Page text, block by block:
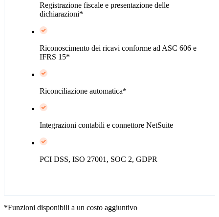
Registrazione fiscale e presentazione delle
dichiarazioni*
Riconoscimento dei ricavi conforme ad ASC 606 e
IFRS 15*
Riconciliazione automatica*
Integrazioni contabili e connettore NetSuite
PCI DSS, ISO 27001, SOC 2, GDPR
*Funzioni disponibili a un costo aggiuntivo